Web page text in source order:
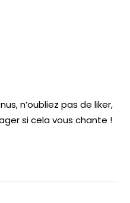
n’oubliez pas de liker,
si cela vous chante !